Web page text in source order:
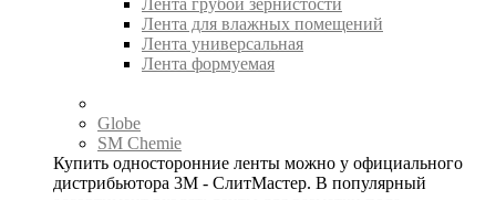
Лента грубой зернистости
Лента для влажных помещений
Лента универсальная
Лента формуемая
Globe
SM Chemie
Купить односторонние ленты можно у официального
дистрибьютора 3М - СлитМастер. В популярный